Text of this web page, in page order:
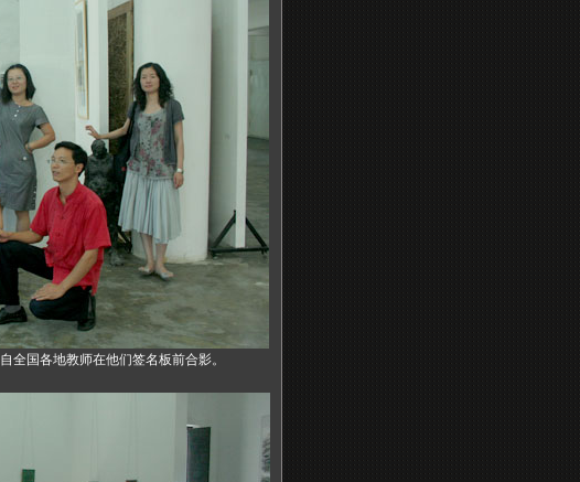
全国各地教师在他们签名板前合影。